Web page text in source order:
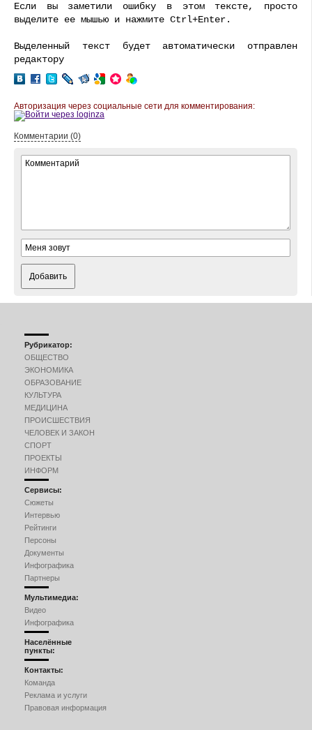
Если вы заметили ошибку в этом тексте, просто
выделите ее мышью и нажмите Ctrl+Enter.
Выделенный текст будет автоматически отправлен
редактору
Авторизация через социальные сети для комментирования:
Комментарии (0)
Добавить
Рубрикатор:
ОБЩЕСТВО
ЭКОНОМИКА
ОБРАЗОВАНИЕ
КУЛЬТУРА
МЕДИЦИНА
ПРОИСШЕСТВИЯ
ЧЕЛОВЕК И ЗАКОН
СПОРТ
ПРОЕКТЫ
ИНФОРМ
Сервисы:
Сюжеты
Интервью
Рейтинги
Персоны
Документы
Инфографика
Партнеры
Мультимедиа:
Видео
Инфографика
Населённые
пункты:
Контакты:
Команда
Реклама и услуги
Правовая информация